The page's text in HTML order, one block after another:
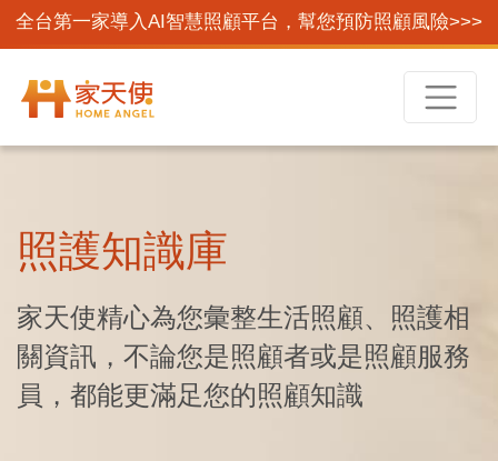
全台第一家導入AI智慧照顧平台，幫您預防照顧風險>>>
照護知識庫
家天使精心為您彙整生活照顧、照護相
關資訊，不論您是照顧者或是照顧服務
員，都能更滿足您的照顧知識